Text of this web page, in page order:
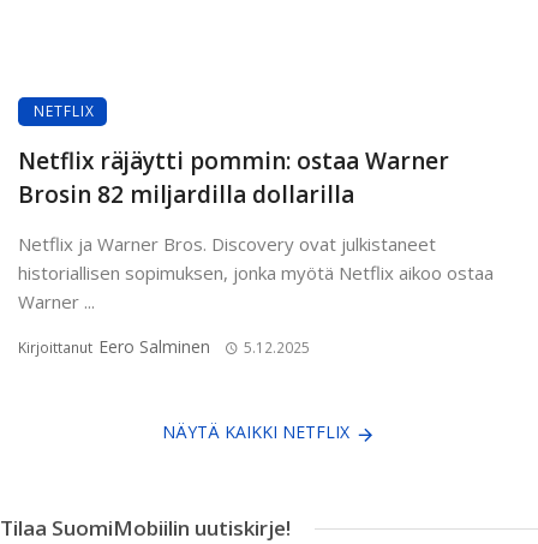
NETFLIX
Netflix räjäytti pommin: ostaa Warner
Brosin 82 miljardilla dollarilla
Netflix ja Warner Bros. Discovery ovat julkistaneet
historiallisen sopimuksen, jonka myötä Netflix aikoo ostaa
Warner ...
Kirjoittanut Eero Salminen 5.12.2025
NÄYTÄ KAIKKI NETFLIX
Tilaa SuomiMobiilin uutiskirje!